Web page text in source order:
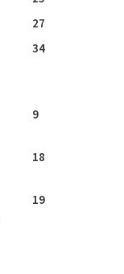
27
34
9
18
19